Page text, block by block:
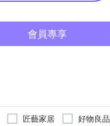
會員專享
匠藝家居 好物良品